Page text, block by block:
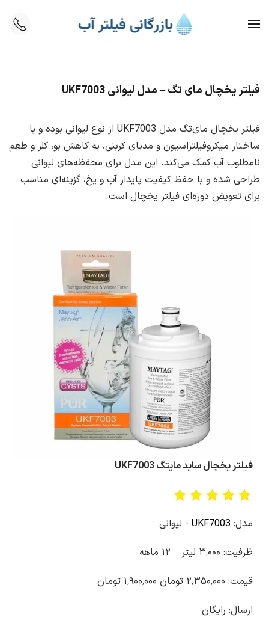
Skip to main content
فیلتر یخچال مای‌ تگ – مدل لیوانی UKF7003
فیلتر یخچال مای‌تگ مدل UKF7003 از نوع لیوانی بوده و با
ساختار میکروفیلتراسیون و مدیای کربنی، به کاهش بو، کلر و طعم
نامطلوب آب کمک می‌کند. این مدل برای محفظه‌های لیوانی
طراحی شده و با حفظ کیفیت پایدار آب و یخ، گزینه‌ای مناسب
برای تعویض دوره‌ای فیلتر یخچال است.
فیلتر یخچال ساید مایتگ UKF7003
مدل: UKF7003 - لیوانی
ظرفیت: ۳٬۰۰۰ لیتر – ۱۲ ماهه
قیمت: ۲٬۳۵۰٬۰۰۰ تومان
ارسال: رایگان